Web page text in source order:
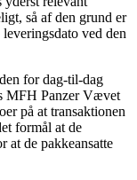
så af den grund er
ved den
for dag-til-dag
MFH Panzer Vævet
på at transaktionen
formål at de
at de pakkeansatte